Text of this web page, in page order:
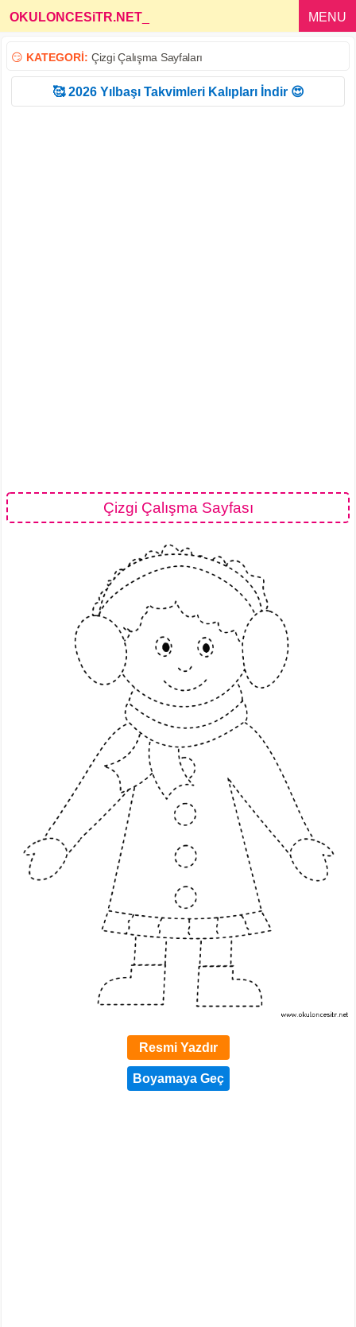
OKULONCESiTR.NET MENU
😏 KATEGORİ: Çizgi Çalışma Sayfaları
🥰 2026 Yılbaşı Takvimleri Kalıpları İndir 😍
Çizgi Çalışma Sayfası
Resmi Yazdır